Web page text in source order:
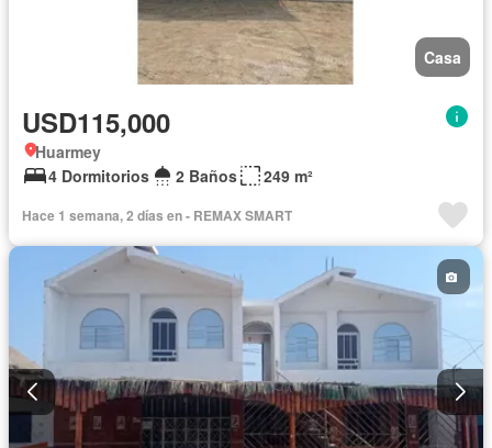
Casa
USD115,000
Huarmey
4 Dormitorios
2 Baños 249 m²
Hace 1 semana, 2 días en - REMAX SMART